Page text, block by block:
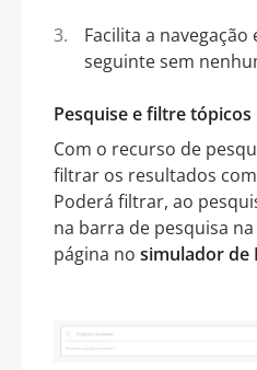
Facilita a
seguinte sem
Pesquise e filtre tópicos
Com o recurso de
filtrar os resultados
Poderá filtrar, ao
na barra de pesquisa
página no simulador de